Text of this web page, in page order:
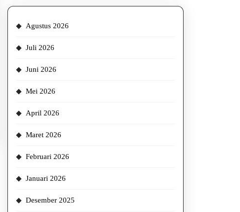
Agustus 2026
Juli 2026
Juni 2026
Mei 2026
April 2026
Maret 2026
Februari 2026
Januari 2026
Desember 2025